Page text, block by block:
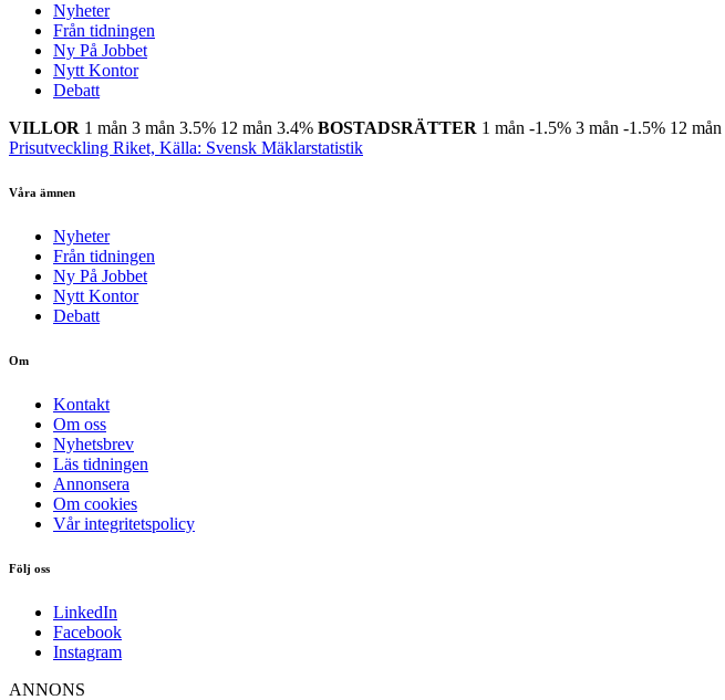
Nyheter
Från tidningen
Ny På Jobbet
Nytt Kontor
Debatt
VILLOR 1 mån 3 mån 3.5% 12 mån 3.4% BOSTADSRÄTTER 1 mån -1.5% 3 mån -1.5% 12 mån
Prisutveckling Riket, Källa: Svensk Mäklarstatistik
Våra ämnen
Nyheter
Från tidningen
Ny På Jobbet
Nytt Kontor
Debatt
Om
Kontakt
Om oss
Nyhetsbrev
Läs tidningen
Annonsera
Om cookies
Vår integritetspolicy
Följ oss
LinkedIn
Facebook
Instagram
ANNONS